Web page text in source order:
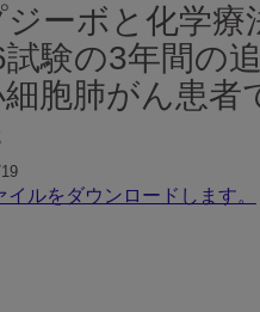
ジーボと化学療
試験の3年間の
胞肺がん患者
イルをダウンロードします。